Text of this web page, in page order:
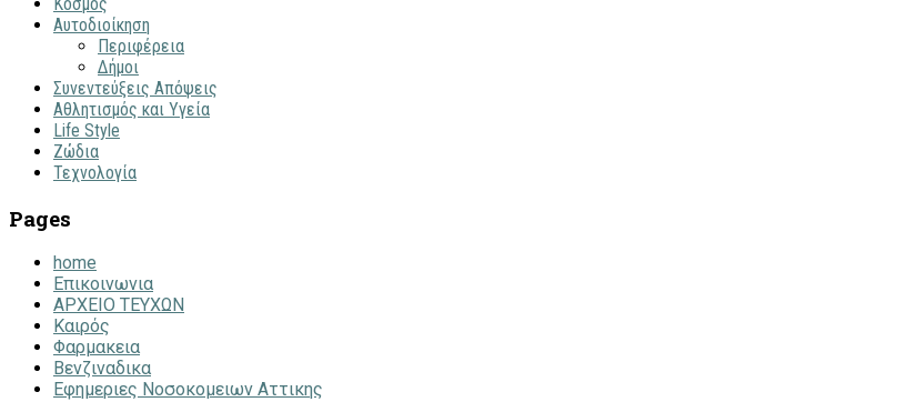
Αυτοδιοίκηση
Περιφέρεια
Δήμοι
Συνεντεύξεις Απόψεις
Αθλητισμός και Υγεία
Life Style
Ζώδια
Τεχνολογία
Pages
home
Επικοινωνια
ΑΡΧΕΙΟ ΤΕΥΧΩΝ
Καιρός
Φαρμακεια
Βενζιναδικα
Εφημεριες Νοσοκομειων Αττικης